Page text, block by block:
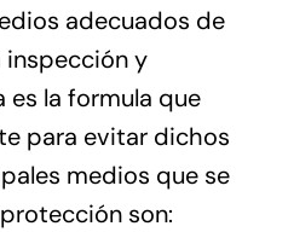
adecuados de
y
la formula que
para evitar dichos
medios que se
son: